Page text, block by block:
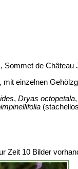
Sommet de Château
einzelnen
, Dryas octopetala
Zeit 10 Bilder